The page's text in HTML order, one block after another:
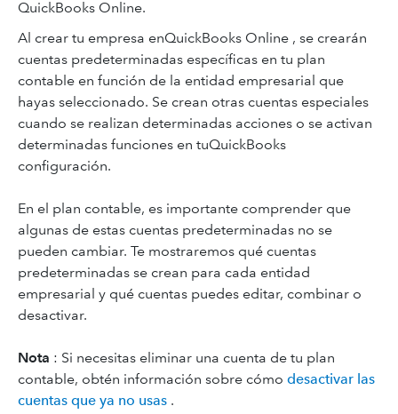
QuickBooks Online.
Al crear tu empresa enQuickBooks Online , se crearán
cuentas predeterminadas específicas en tu plan
contable en función de la entidad empresarial que
hayas seleccionado. Se crean otras cuentas especiales
cuando se realizan determinadas acciones o se activan
determinadas funciones en tuQuickBooks
configuración.
En el plan contable, es importante comprender que
algunas de estas cuentas predeterminadas no se
pueden cambiar. Te mostraremos qué cuentas
predeterminadas se crean para cada entidad
empresarial y qué cuentas puedes editar, combinar o
desactivar.
Nota : Si necesitas eliminar una cuenta de tu plan
contable, obtén información sobre cómo desactivar las
cuentas que ya no usas .